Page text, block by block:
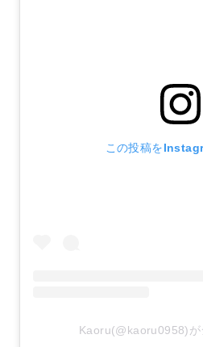
この投稿を
Kaoru(@kaoru0958)が